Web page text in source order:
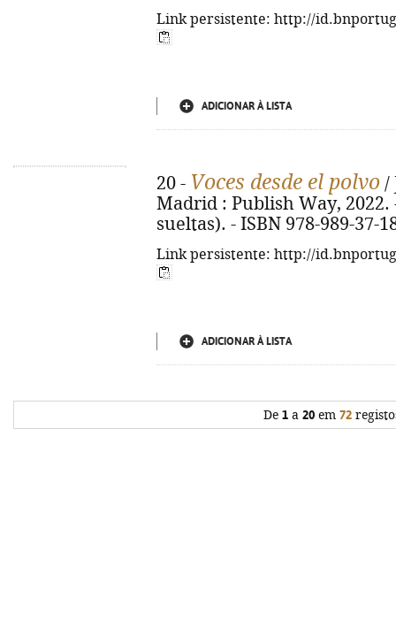
Link persistente: http://
ADICIONAR À LISTA
20 - Voces desde el polvo /
Madrid : Publish Way, 2022.
sueltas). - ISBN 978-989-37-
Link persistente: http://
ADICIONAR À LISTA
De 1a 20em 72